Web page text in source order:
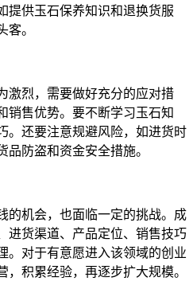
提供玉石保养知识和退换货服
客。
激烈，需要做好充分的应对措
销售优势。要不断学习玉石知
。还要注意规避风险，如进货时
防盗和资金安全措施。
的机会，也面临一定的挑战。成
进货渠道、产品定位、销售技巧
。对于有意愿进入该领域的创业
积累经验，再逐步扩大规模。